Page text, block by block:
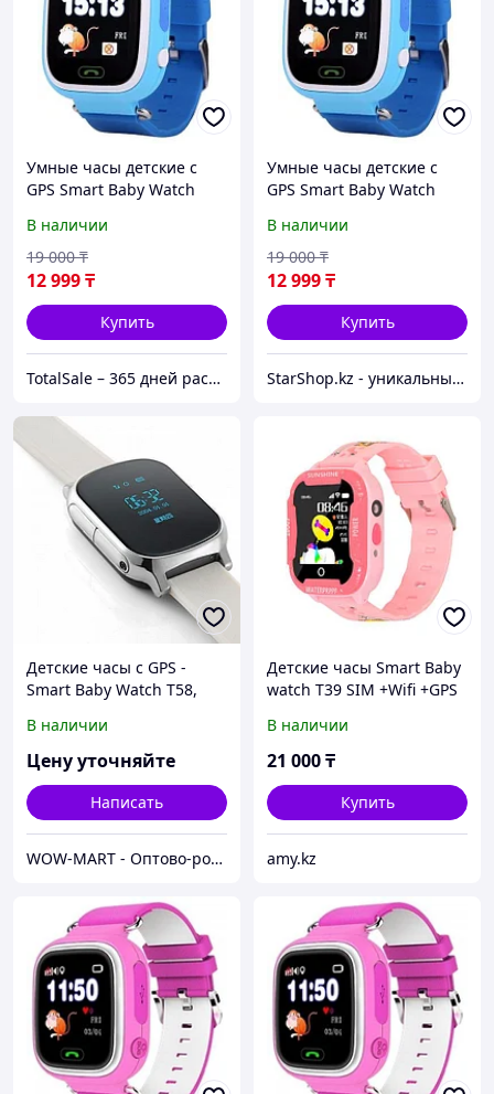
Умные часы детские с
GPS Smart Baby Watch
В наличии
12 999₸
19 000 ₸
Купить
TotalSale – 365 дней распродажи
Умные часы детские с
GPS Smart Baby Watch
В наличии
12 999₸
19 000 ₸
Купить
StarShop.kz - уникальные вещи с доставкой на дом
Детские часы с GPS -
Smart Baby Watch T58,
В наличии
Цену уточняйте
Написать
WOW-MART - Оптово-розничный Склад - товары на заказ до двери
Детские часы Smart Baby
watch T39 SIM +Wifi +GPS
В наличии
21 000₸
Купить
amy.kz